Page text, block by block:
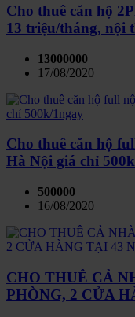
Cho thuê căn hộ
13 triệu/tháng, nội
13000000
17/08/2020
Cho thuê căn hộ
Hà Nội giá chỉ
500000
16/08/2020
CHO THUÊ CẢ
PHÒNG, 2 CỬA